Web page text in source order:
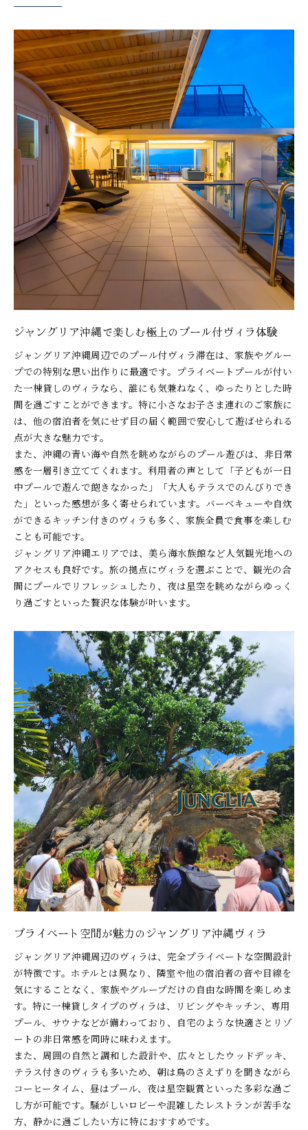
快適ステイを叶えるジャングリア沖縄の工夫
子ども連れでも安心のジャングリア沖縄ヴィラ活
用術
家族旅行がもっと楽しくなるジャングリア沖縄の
ポイント
贅沢なひとときを楽しむヴィラの魅力を解説
ジャングリア沖縄ヴィラの贅沢設備と楽しみ方
プール付ヴィラで叶えるジャングリア沖縄の優雅
な時間
ジャングリア沖縄で感じる非日常の贅沢体験とは
ヴィラ滞在で満喫するジャングリア沖縄の魅力
家族や友人と楽しむジャングリア沖縄の贅沢な瞬
間
ジャングリア沖縄周辺で理想の宿泊先を探すなら
ジャングリア沖縄周辺のおすすめヴィラ選び方
ジャングリア沖縄で快適に泊まるためのポイント
アクセス便利なジャングリア沖縄ヴィラの選び方
ジャングリア沖縄周辺で人気の宿泊スタイル紹介
プライベートプール付ヴィラで叶える充実の休日
ジャングリア沖縄のプール付ヴィラで贅沢休日計
画
家族で楽しむジャングリア沖縄のプール時間
ジャングリア沖縄ヴィラで過ごす思い出の休日
プライベートプールならではのジャングリア沖縄
体験
ジャングリア沖縄で叶える特別な休日の過ごし方
写真映えするプールサイドの楽しみ方とは
ジャングリア沖縄で写真映えするプールサイドの
コツ
家族で撮るジャングリア沖縄の思い出写真術
方
写真にも残るジャングリア沖縄の贅沢体験
インスタ映え間違いなしのジャングリア沖縄ヴィ
ラ
ジャングリア沖縄で楽しむ極上のプール付ヴィラ体験
ジャングリア沖縄周辺でのプール付ヴィラ滞在は、家族やグルー
プでの特別な思い出作りに最適です。プライベートプールが付い
た一棟貸しのヴィラなら、誰にも気兼ねなく、ゆったりとした時
間を過ごすことができます。特に小さなお子さま連れのご家族に
は、他の宿泊者を気にせず目の届く範囲で安心して遊ばせられる
点が大きな魅力です。
また、沖縄の青い海や自然を眺めながらのプール遊びは、非日常
感を一層引き立ててくれます。利用者の声として「子どもが一日
中プールで遊んで飽きなかった」「大人もテラスでのんびりでき
た」といった感想が多く寄せられています。バーベキューや自炊
ができるキッチン付きのヴィラも多く、家族全員で食事を楽しむ
ことも可能です。
ジャングリア沖縄エリアでは、美ら海水族館など人気観光地への
アクセスも良好です。旅の拠点にヴィラを選ぶことで、観光の合
間にプールでリフレッシュしたり、夜は星空を眺めながらゆっく
り過ごすといった贅沢な体験が叶います。
プライベート空間が魅力のジャングリア沖縄ヴィラ
ジャングリア沖縄周辺のヴィラは、完全プライベートな空間設計
が特徴です。ホテルとは異なり、隣室や他の宿泊者の音や目線を
気にすることなく、家族やグループだけの自由な時間を楽しめま
す。特に一棟貸しタイプのヴィラは、リビングやキッチン、専用
プール、サウナなどが備わっており、自宅のような快適さとリゾ
ートの非日常感を同時に味わえます。
また、周囲の自然と調和した設計や、広々としたウッドデッキ、
テラス付きのヴィラも多いため、朝は鳥のさえずりを聞きながら
コーヒータイム、昼はプール、夜は星空観賞といった多彩な過ご
し方が可能です。騒がしいロビーや混雑したレストランが苦手な
方、静かに過ごしたい方に特におすすめです。